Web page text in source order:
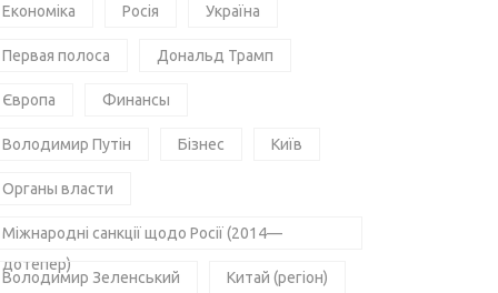
Економіка Росія Україна
Первая полоса Дональд Трамп
Європа Финансы
Володимир Путін Бізнес Київ
Органы власти
Міжнародні санкції щодо Росії (2014—
дотепер)
Володимир Зеленський Китай (регіон)